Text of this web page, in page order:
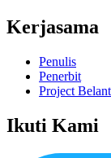
Kerjasama
Penulis
Penerbit
Project
Ikuti Kami